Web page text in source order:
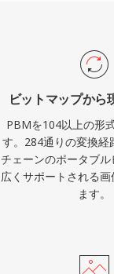
ビットマップから
PBMを104以上の形
す。284通りの変換経
チェーンのポータブ
広くサポートされる
ます。